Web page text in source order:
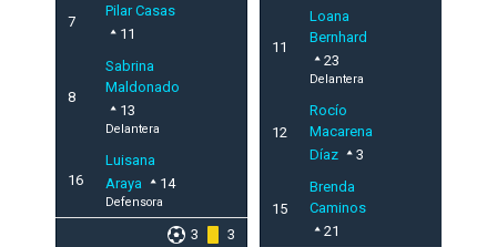
7
Pilar Casas
11
8
Sabrina
Maldonado
13
Delantera
16
Luisana
Araya
14
Defensora
3 3
11
Loana
Bernhard
23
Delantera
12
Rocío
Macarena
Díaz
3
15
Brenda
Caminos
21